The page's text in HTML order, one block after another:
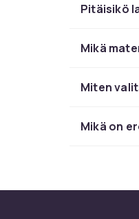
sopii
topilla, ja
koska se
Pitäisikö
Mikä
Miten
Mikä on